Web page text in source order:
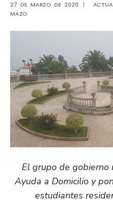
27 DE MARZO DE 2020 |
MAZO
El grupo de gobierno
Ayuda a Domicilio y
estudiantes